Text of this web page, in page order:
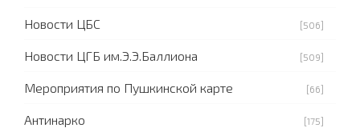
Новости ЦБС [506]
Новости ЦГБ им.Э.Э.Баллиона [509]
Мероприятия по Пушкинской карте [66]
Антинарко [175]